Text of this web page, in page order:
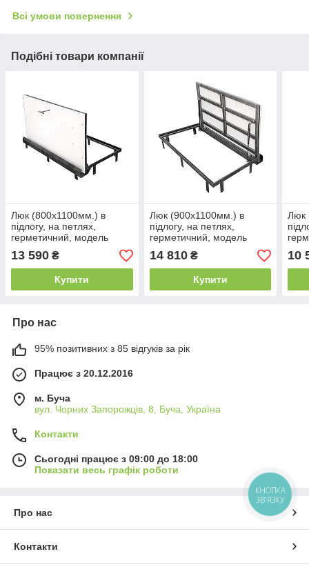
Всі умови повернення
Подібні товари компанії
Люк (800х1100мм.) в
підлогу, на петлях,
герметичний, модель
"APF-U"
13 590 ₴
Купити
Люк (900х1100мм.) в
підлогу, на петлях,
герметичний, модель
"APF-U"
14 810₴
Купити
Люк
10
Про нас
95% позитивних з 85 відгуків за рік
Працює з 20.12.2016
м. Буча
вул. Чорних Запорожців, 8, Буча, Україна
Контакти
Сьогодні працює з 09:00 до 18:00
Показати весь графік роботи
Про нас
Контакти
КНОПКА
ЗВ'ЯЗКУ